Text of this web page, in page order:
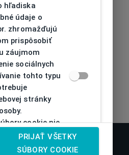
hľadiska
údaje o
zhromažďujú
prispôsobiť
záujmom
sociálnych
tohto typu
stránky
cookie nie
súhlasu
PRIJAŤ VŠETKY
SÚBORY COOKIE